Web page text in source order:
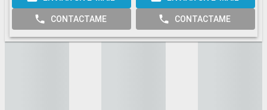
CONTACTAME CONTACTAME